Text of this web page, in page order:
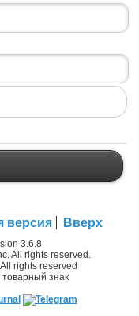
версия Вверх
3.6.8
All rights reserved.
rights reserved
знак